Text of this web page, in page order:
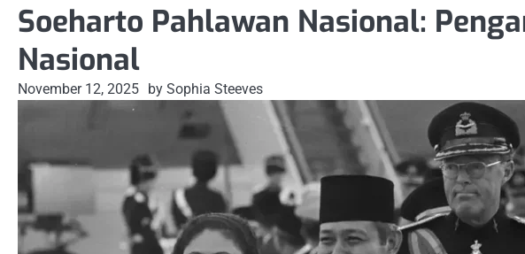
Soeharto Pahlawan Nasional:
Nasional
November 12, 2025 by Sophia Steeves